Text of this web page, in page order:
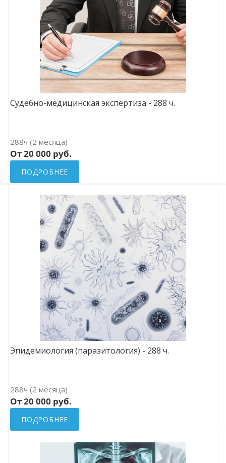
Судебно-медицинская экспертиза - 288 ч.
288ч (2 месяца)
От 20 000 руб.
ПОДРОБНЕЕ
Эпидемиология (паразитология) - 288 ч.
288ч (2 месяца)
От 20 000 руб.
ПОДРОБНЕЕ